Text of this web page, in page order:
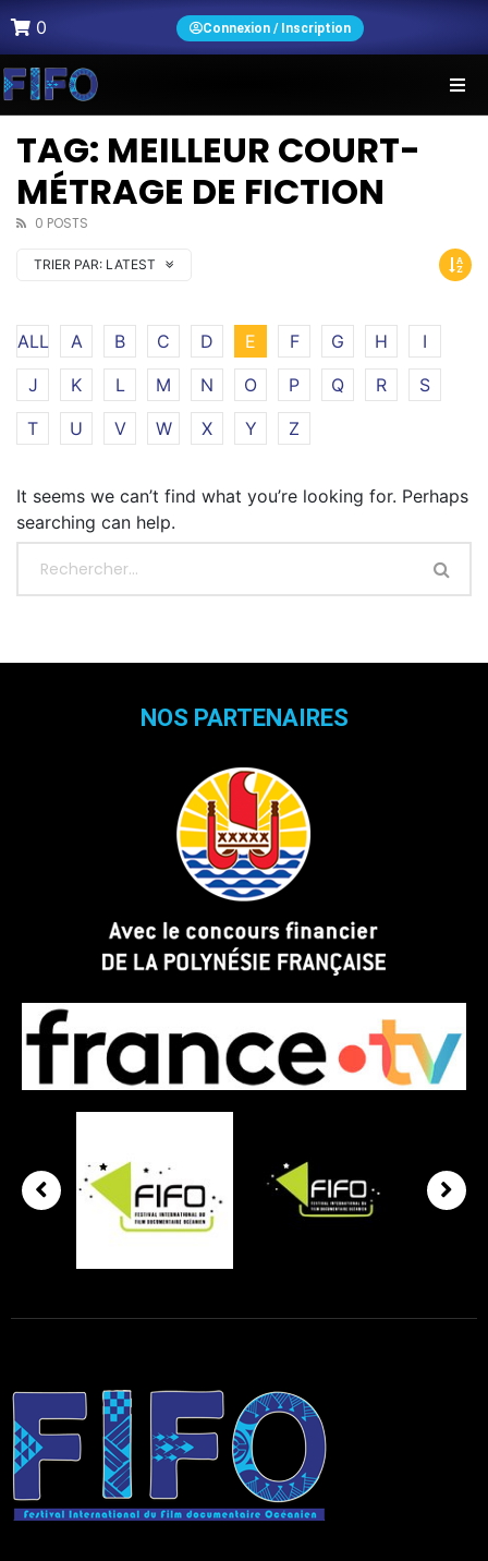
0 Connexion / Inscription
TAG: MEILLEUR COURT-
MÉTRAGE DE FICTION
0 POSTS
TRIER PAR: LATEST
ALL A B C D E F G H
I
J
K L M N O P Q R
S
T
U V W X Y Z
It seems we can’t find what you’re looking for. Perhaps
searching can help.
NOS PARTENAIRES